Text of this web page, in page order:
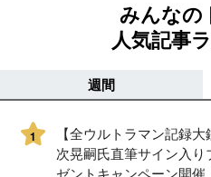
みんなの
人気記事
週間
1
【全ウルトラマン記録
次晃嗣氏直筆サイン入り